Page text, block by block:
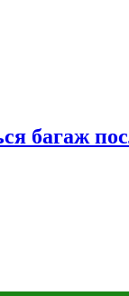
багаж